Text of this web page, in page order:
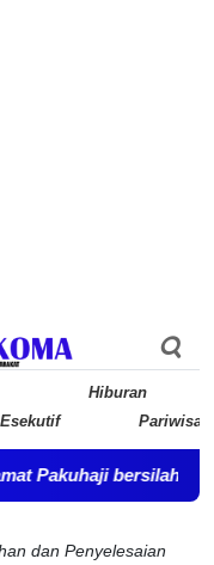
Esekutif
Hiburan
Pariwisata
bersilahturahmi.-
dan Penyelesaian